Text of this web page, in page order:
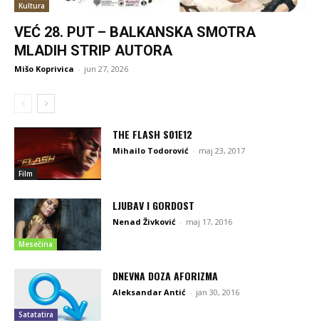
Kultura
VEĆ 28. PUT – BALKANSKA SMOTRA
MLADIH STRIP AUTORA
Mišo Koprivica - jun 27, 2026
Film
THE FLASH S01E12
Mihailo Todorović - maj 23, 2017
Mesečina
LJUBAV I GORDOST
Nenad Živković - maj 17, 2016
Satatatira
DNEVNA DOZA AFORIZMA
Aleksandar Antić - jan 30, 2016